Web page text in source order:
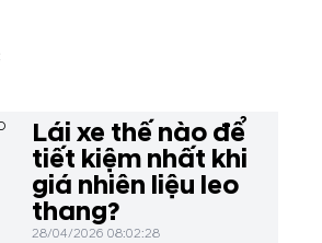
Lái xe thế nào để
tiết kiệm nhất khi
giá nhiên liệu leo
thang?
28/04/2026 08:02:28